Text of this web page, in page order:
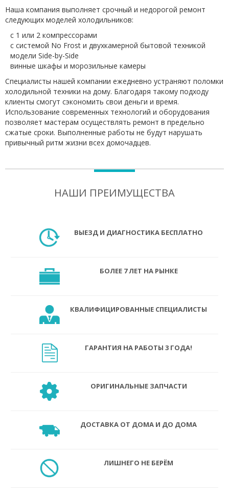
Наша компания выполняет срочный и недорогой ремонт
следующих моделей холодильников:
с 1 или 2 компрессорами
с системой No Frost и двухкамерной бытовой техникой
модели Side-by-Side
винные шкафы и морозильные камеры
Специалисты нашей компании ежедневно устраняют поломки
холодильной техники на дому. Благодаря такому подходу
клиенты смогут сэкономить свои деньги и время.
Использование современных технологий и оборудования
позволяет мастерам осуществлять ремонт в предельно
сжатые сроки. Выполненные работы не будут нарушать
привычный ритм жизни всех домочадцев.
НАШИ ПРЕИМУЩЕСТВА
ВЫЕЗД И ДИАГНОСТИКА БЕСПЛАТНО
БОЛЕЕ 7 ЛЕТ НА РЫНКЕ
КВАЛИФИЦИРОВАННЫЕ СПЕЦИАЛИСТЫ
ГАРАНТИЯ НА РАБОТЫ 3 ГОДА!
ОРИГИНАЛЬНЫЕ ЗАПЧАСТИ
ДОСТАВКА ОТ ДОМА И ДО ДОМА
ЛИШНЕГО НЕ БЕРЁМ